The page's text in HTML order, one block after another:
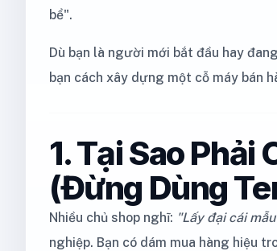
bể".
Dù bạn là người mới bắt đầu hay
bạn cách xây dựng một cỗ máy bán
1. Tại Sao
(Đừng Dùng
Nhiều chủ shop nghĩ: "Lấy đại cái
nghiệp. Bạn có dám mua hàng hiệu